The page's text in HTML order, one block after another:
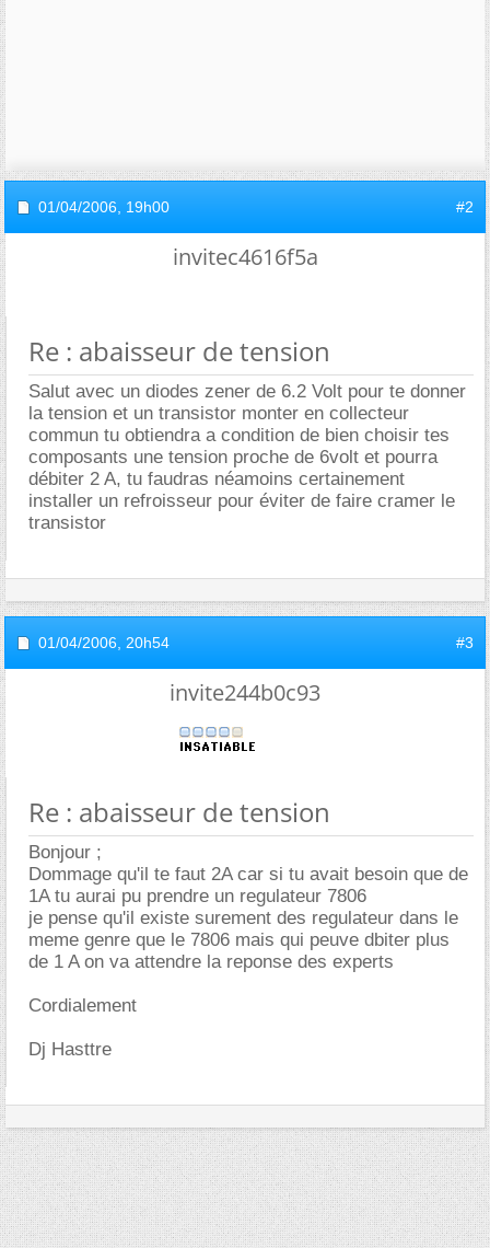
01/04/2006, 19h00 #2
invitec4616f5a
Re : abaisseur de tension
Salut avec un diodes zener de 6.2 Volt pour te donner
la tension et un transistor monter en collecteur
commun tu obtiendra a condition de bien choisir tes
composants une tension proche de 6volt et pourra
débiter 2 A, tu faudras néamoins certainement
installer un refroisseur pour éviter de faire cramer le
transistor
01/04/2006, 20h54 #3
invite244b0c93
Re : abaisseur de tension
Bonjour ;
Dommage qu'il te faut 2A car si tu avait besoin que de
1A tu aurai pu prendre un regulateur 7806
je pense qu'il existe surement des regulateur dans le
meme genre que le 7806 mais qui peuve dbiter plus
de 1 A on va attendre la reponse des experts
Cordialement
Dj Hasttre